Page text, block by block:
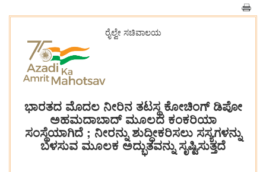
ರೈಲ್ವೇ ಸಚಿವಾಲಯ
ಭಾರತದ ಮೊದಲ ನೀರಿನ ತಟಸ್ಥ ಕೋಚಿಂಗ್ ಡಿಪೋ
ಅಹಮದಾಬಾದ್ ಮೂಲದ ಕಂಕರಿಯಾ
ಸಂಸ್ಥೆಯಾಗಿದೆ ; ನೀರನ್ನು ಶುದ್ಧೀಕರಿಸಲು ಸಸ್ಯಗಳನ್ನು
ಬಳಸುವ ಮೂಲಕ ಅದ್ಭುತವನ್ನು ಸೃಷ್ಟಿಸುತ್ತದೆ